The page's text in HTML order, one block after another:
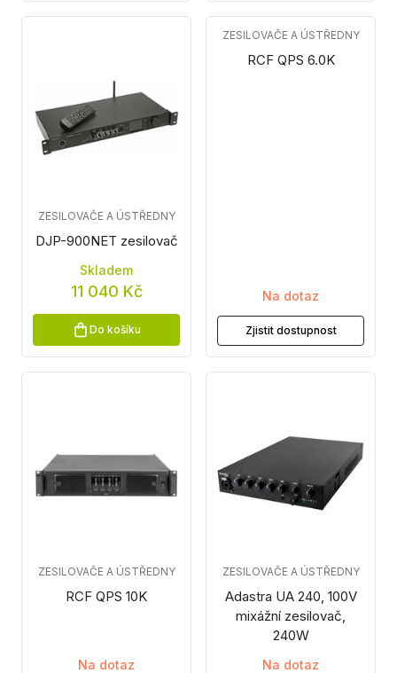
DJP-900NET zesilovač
ZESILOVAČE A ÚSTŘEDNY
Skladem
11 040 Kč
Do košíku
RCF QPS 6.0K
ZESILOVAČE A ÚSTŘEDNY
Na dotaz
Zjistit dostupnost
RCF QPS 10K
ZESILOVAČE A ÚSTŘEDNY
Na dotaz
Adastra UA 240, 100V
mixážní zesilovač,
240W
ZESILOVAČE A ÚSTŘEDNY
Na dotaz